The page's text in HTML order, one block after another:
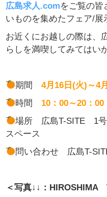
広島求人.comをご覧の皆
いものを集めたフェア/展
お近くにお越しの際は、
らしを満喫してみてはい
期間4月16日(火)～4
時間 10：00～20：00
場所 広島T-SITE 1
スペース
問い合わせ 広島T-
＜写真↓↓：HIROSHIMA